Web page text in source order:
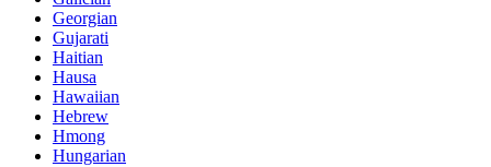
Georgian
Gujarati
Haitian
Hausa
Hawaiian
Hebrew
Hmong
Hungarian